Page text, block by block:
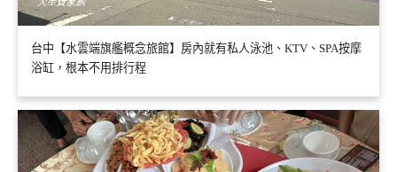
台中【水雲端旗艦概念旅館】房內就有私人泳池、KTV、SPA按摩
浴缸，根本不用排行程